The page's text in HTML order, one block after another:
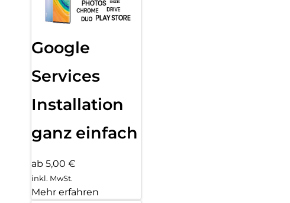
Google
Services
Installation
ganz einfach
ab 5,00 €
inkl. MwSt.
Mehr erfahren